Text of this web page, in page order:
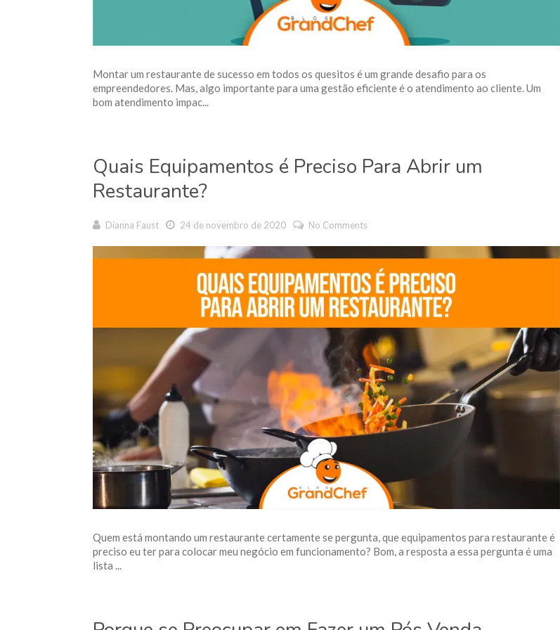
Montar um restaurante de sucesso em todos os quesitos é um grande desafio para os
empreendedores. Mas, algo importante para uma gestão eficiente é o atendimento ao cliente. Um
bom atendimento impac...
Quais Equipamentos é Preciso Para Abrir um
Restaurante?
Dianna Faust 24 de novembro de 2020 No Comments
Quem está montando um restaurante certamente se pergunta, que equipamentos para restaurante é
preciso eu ter para colocar meu negócio em funcionamento? Bom, a resposta a essa pergunta é uma
lista ...